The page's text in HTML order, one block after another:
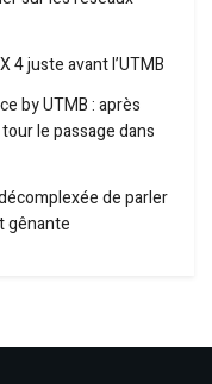
4 juste avant l’UTMB
by UTMB : après
le passage dans
de parler
gênante